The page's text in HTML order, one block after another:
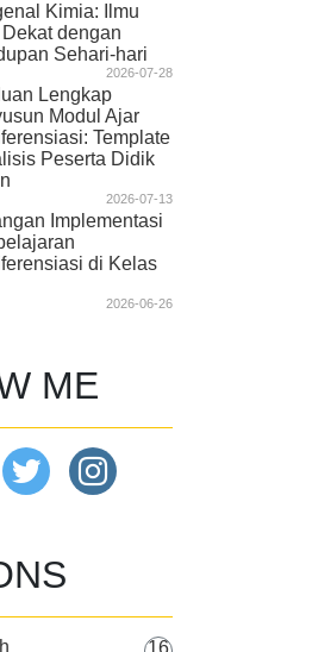
Kimia: Ilmu
dengan
Sehari-hari
2026-07-28
Lengkap
Modul Ajar
Template
Peserta Didik
2026-07-13
Implementasi
di Kelas
2026-06-26
ME
16